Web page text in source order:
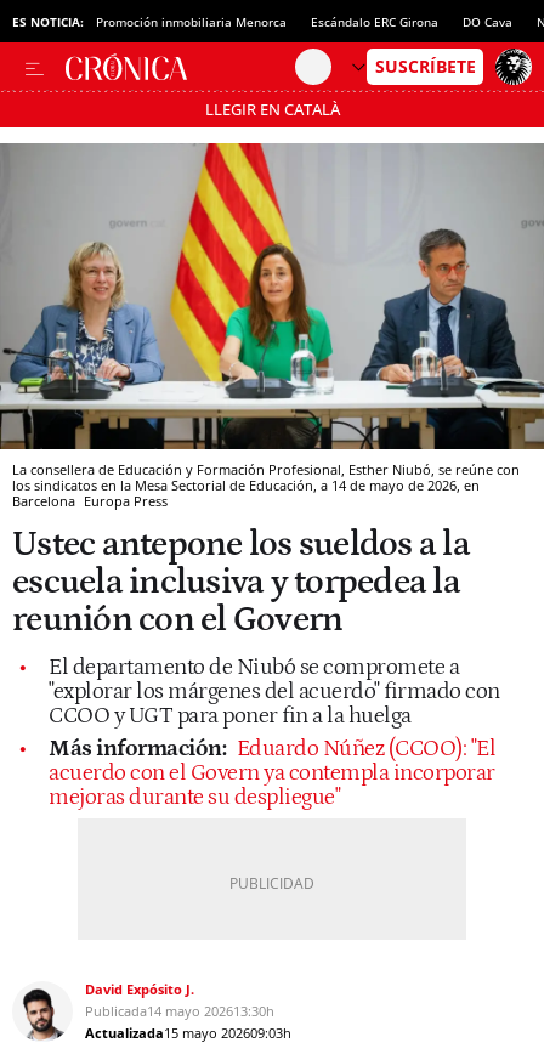
ES NOTICIA: Promoción inmobiliaria Menorca Escándalo ERC Girona DO Cava
LLEGIR EN CATALÀ
Pásate al MODO AHORRO
La consellera de Educación y Formación Profesional, Esther Niubó, se reúne con
los sindicatos en la Mesa Sectorial de Educación, a 14 de mayo de 2026, en
Barcelona Europa Press
Ustec antepone los sueldos a la
escuela inclusiva y torpedea la
reunión con el Govern
El departamento de Niubó se compromete a
"explorar los márgenes del acuerdo" firmado con
CCOO y UGT para poner fin a la huelga
Más información: Eduardo Núñez (CCOO): "El
acuerdo con el Govern ya contempla incorporar
mejoras durante su despliegue"
David Expósito J.
Publicada14 mayo 202613:30h
Actualizada15 mayo 202609:03h